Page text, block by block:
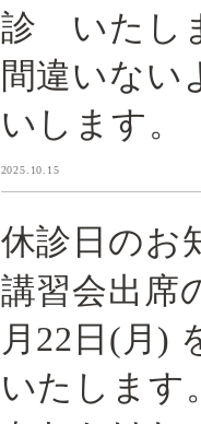
診 いたし
間違いない
いします。
2025.10.15
休診日の
講習会出席
月22日(月)
いたします